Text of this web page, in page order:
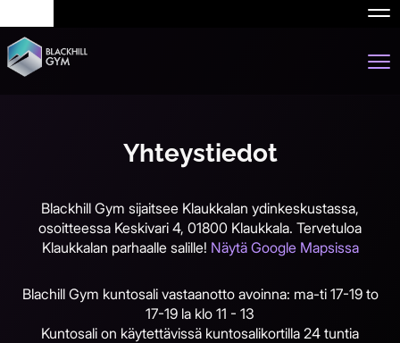
Yhteystiedot
​​​​​​​Blackhill Gym sijaitsee Klaukkalan ydinkeskustassa,
osoitteessa Keskivari 4, 01800 Klaukkala. Tervetuloa
Klaukkalan parhaalle salille! Näytä Google Mapsissa
Blachill Gym kuntosali vastaanotto avoinna: ma-ti 17-19 to
17-19 la klo 11 - 13
Kuntosali on käytettävissä kuntosalikortilla 24 tuntia